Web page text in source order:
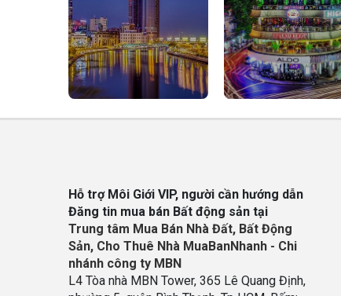
Hỗ trợ Môi Giới VIP, người cần hướng dẫn
Đăng tin mua bán Bất động sản tại
Trung tâm Mua Bán Nhà Đất, Bất Động
Sản, Cho Thuê Nhà MuaBanNhanh - Chi
nhánh công ty MBN
L4 Tòa nhà MBN Tower, 365 Lê Quang Định,